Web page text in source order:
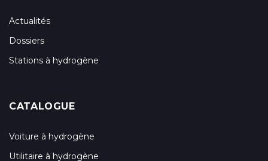
Actualités
Dossiers
Stations à hydrogène
CATALOGUE
Voiture à hydrogène
Utilitaire à hydrogène